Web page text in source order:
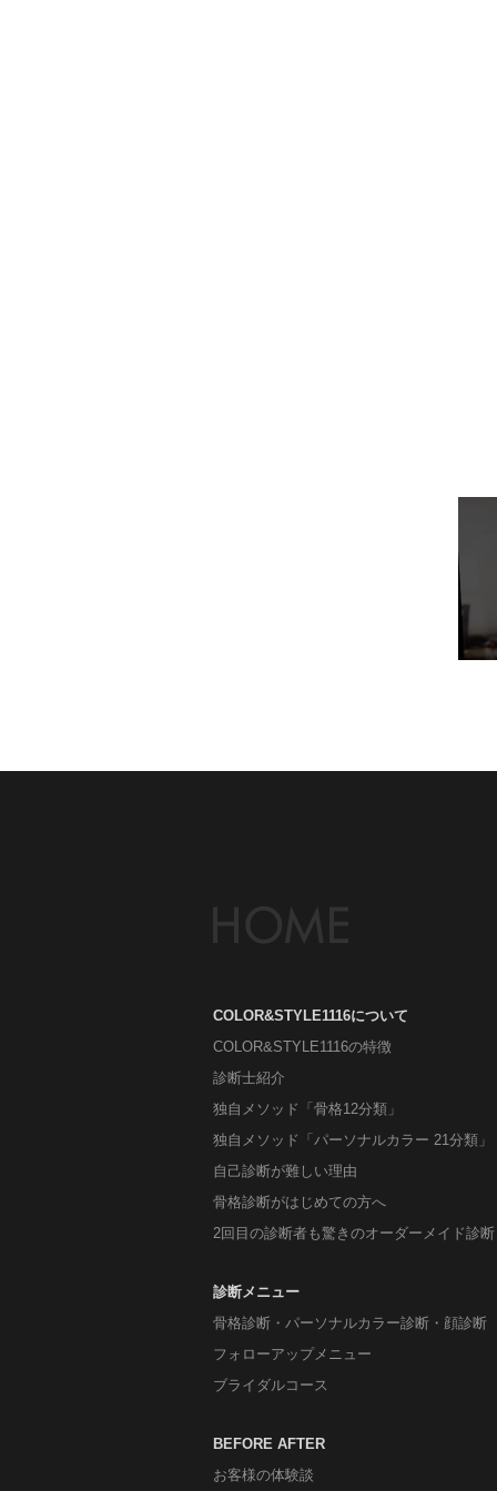
COLOR&STYLE1116について
COLOR&STYLE1116の特徴
診断士紹介
独自メソッド「骨格12分類」
独自メソッド「パーソナルカラー 21分類」
自己診断が難しい理由
骨格診断がはじめての方へ
2回目の診断者も驚きのオーダーメイド診断
診断メニュー
骨格診断・パーソナルカラー診断・顔診断
フォローアップメニュー
ブライダルコース
BEFORE AFTER
お客様の体験談